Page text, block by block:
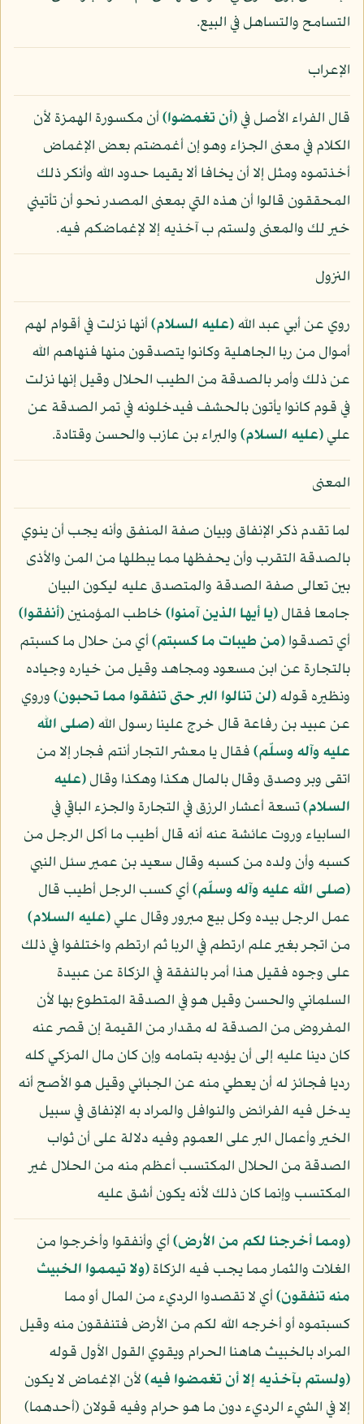
التسامح والتساهل في البيع.
الإعراب
قال الفراء الأصل في﴿أن تغمضوا﴾أن مكسورة الهمزة لأن
الكلام في معنى الجزاء وهو إن أغمضتم بعض الإغماض
أخذتموه ومثل إلا أن يخافا ألا يقيما حدود الله وأنكر ذلك
المحققون قالوا أن هذه التي بمعنى المصدر نحو أن تأتيني
خير لك والمعنى ولستم ب آخذيه إلا لإغماضكم فيه.
النزول
روي عن أبي عبد الله(عليه السلام)أنها نزلت في أقوام لهم
أموال من ربا الجاهلية وكانوا يتصدقون منها فنهاهم الله
عن ذلك وأمر بالصدقة من الطيب الحلال وقيل إنها نزلت
في قوم كانوا يأتون بالحشف فيدخلونه في تمر الصدقة عن
علي(عليه السلام)والبراء بن عازب والحسن وقتادة.
المعنى
لما تقدم ذكر الإنفاق وبيان صفة المنفق وأنه يجب أن ينوي
بالصدقة التقرب وأن يحفظها مما يبطلها من المن والأذى
بين تعالى صفة الصدقة والمتصدق عليه ليكون البيان
جامعا فقال﴿يا أيها الذين آمنوا﴾خاطب المؤمنين﴿أنفقوا﴾
أي تصدقوا﴿من طيبات ما كسبتم﴾أي من حلال ما كسبتم
بالتجارة عن ابن مسعود ومجاهد وقيل من خياره وجياده
ونظيره قوله﴿لن تنالوا البر حتى تنفقوا مما تحبون﴾وروي
عن عبيد بن رفاعة قال خرج علينا رسول الله(صلى الله
عليه وآله وسلّم)فقال يا معشر التجار أنتم فجار إلا من
اتقى وبر وصدق وقال بالمال هكذا وهكذا وقال(عليه
السلام)تسعة أعشار الرزق في التجارة والجزء الباقي في
السابياء وروت عائشة عنه أنه قال أطيب ما أكل الرجل من
كسبه وأن ولده من كسبه وقال سعيد بن عمير سئل النبي
(صلى الله عليه وآله وسلّم)أي كسب الرجل أطيب قال
عمل الرجل بيده وكل بيع مبرور وقال علي(عليه السلام)
من اتجر بغير علم ارتطم في الربا ثم ارتطم واختلفوا في ذلك
على وجوه فقيل هذا أمر بالنفقة في الزكاة عن عبيدة
السلماني والحسن وقيل هو في الصدقة المتطوع بها لأن
المفروض من الصدقة له مقدار من القيمة إن قصر عنه
كان دينا عليه إلى أن يؤديه بتمامه وإن كان مال المزكي كله
رديا فجائز له أن يعطي منه عن الجبائي وقيل هو الأصح أنه
يدخل فيه الفرائض والنوافل والمراد به الإنفاق في سبيل
الخير وأعمال البر على العموم وفيه دلالة على أن ثواب
الصدقة من الحلال المكتسب أعظم منه من الحلال غير
المكتسب وإنما كان ذلك لأنه يكون أشق عليه
﴿ومما أخرجنا لكم من الأرض﴾أي وأنفقوا وأخرجوا من
الغلات والثمار مما يجب فيه الزكاة﴿ولا تيمموا الخبيث
منه تنفقون﴾أي لا تقصدوا الرديء من المال أو مما
كسبتموه أو أخرجه الله لكم من الأرض فتنفقون منه وقيل
المراد بالخبيث هاهنا الحرام ويقوي القول الأول قوله
﴿ولستم بآخذيه إلا أن تغمضوا فيه﴾لأن الإغماض لا يكون
إلا في الشيء الرديء دون ما هو حرام وفيه قولان (أحدهما)